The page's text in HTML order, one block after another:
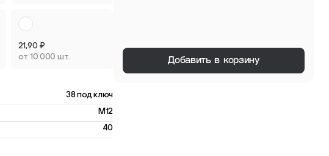
21,90 ₽
от 10 000 шт.
38 под ключ
M12
40
Добавить в корзину
Опоры пластиковые
регулируемые
3 товара